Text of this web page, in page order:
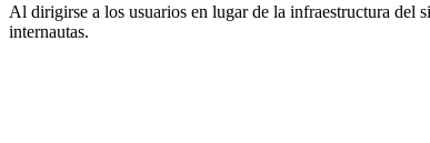
Al dirigirse a los usuarios en lugar de la infraestructura del
internautas.